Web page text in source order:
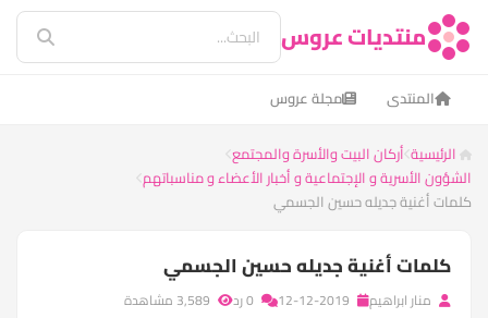
منتديات عروس
المنتدى مجلة عروس
الرئيسية أركان البيت والأسرة والمجتمع
الشؤون الأسرية و الإجتماعية و أخبار الأعضاء و مناسباتهم
كلمات أغنية جديله حسين الجسمي
كلمات أغنية جديله حسين الجسمي
منار ابراهيم